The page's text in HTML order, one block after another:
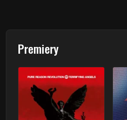
Premiery